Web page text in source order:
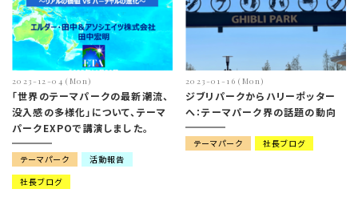
2023-12-04 (Mon)
「世界のテーマパークの最新潮流、
没入感の多様化」について、テーマ
パークEXPOで講演しました。
テーマパーク
活動報告
社長ブログ
2023-01-16 (Mon)
ジブリパークからハリーポッター
へ：テーマパーク界の話題の動向
テーマパーク 社長ブログ